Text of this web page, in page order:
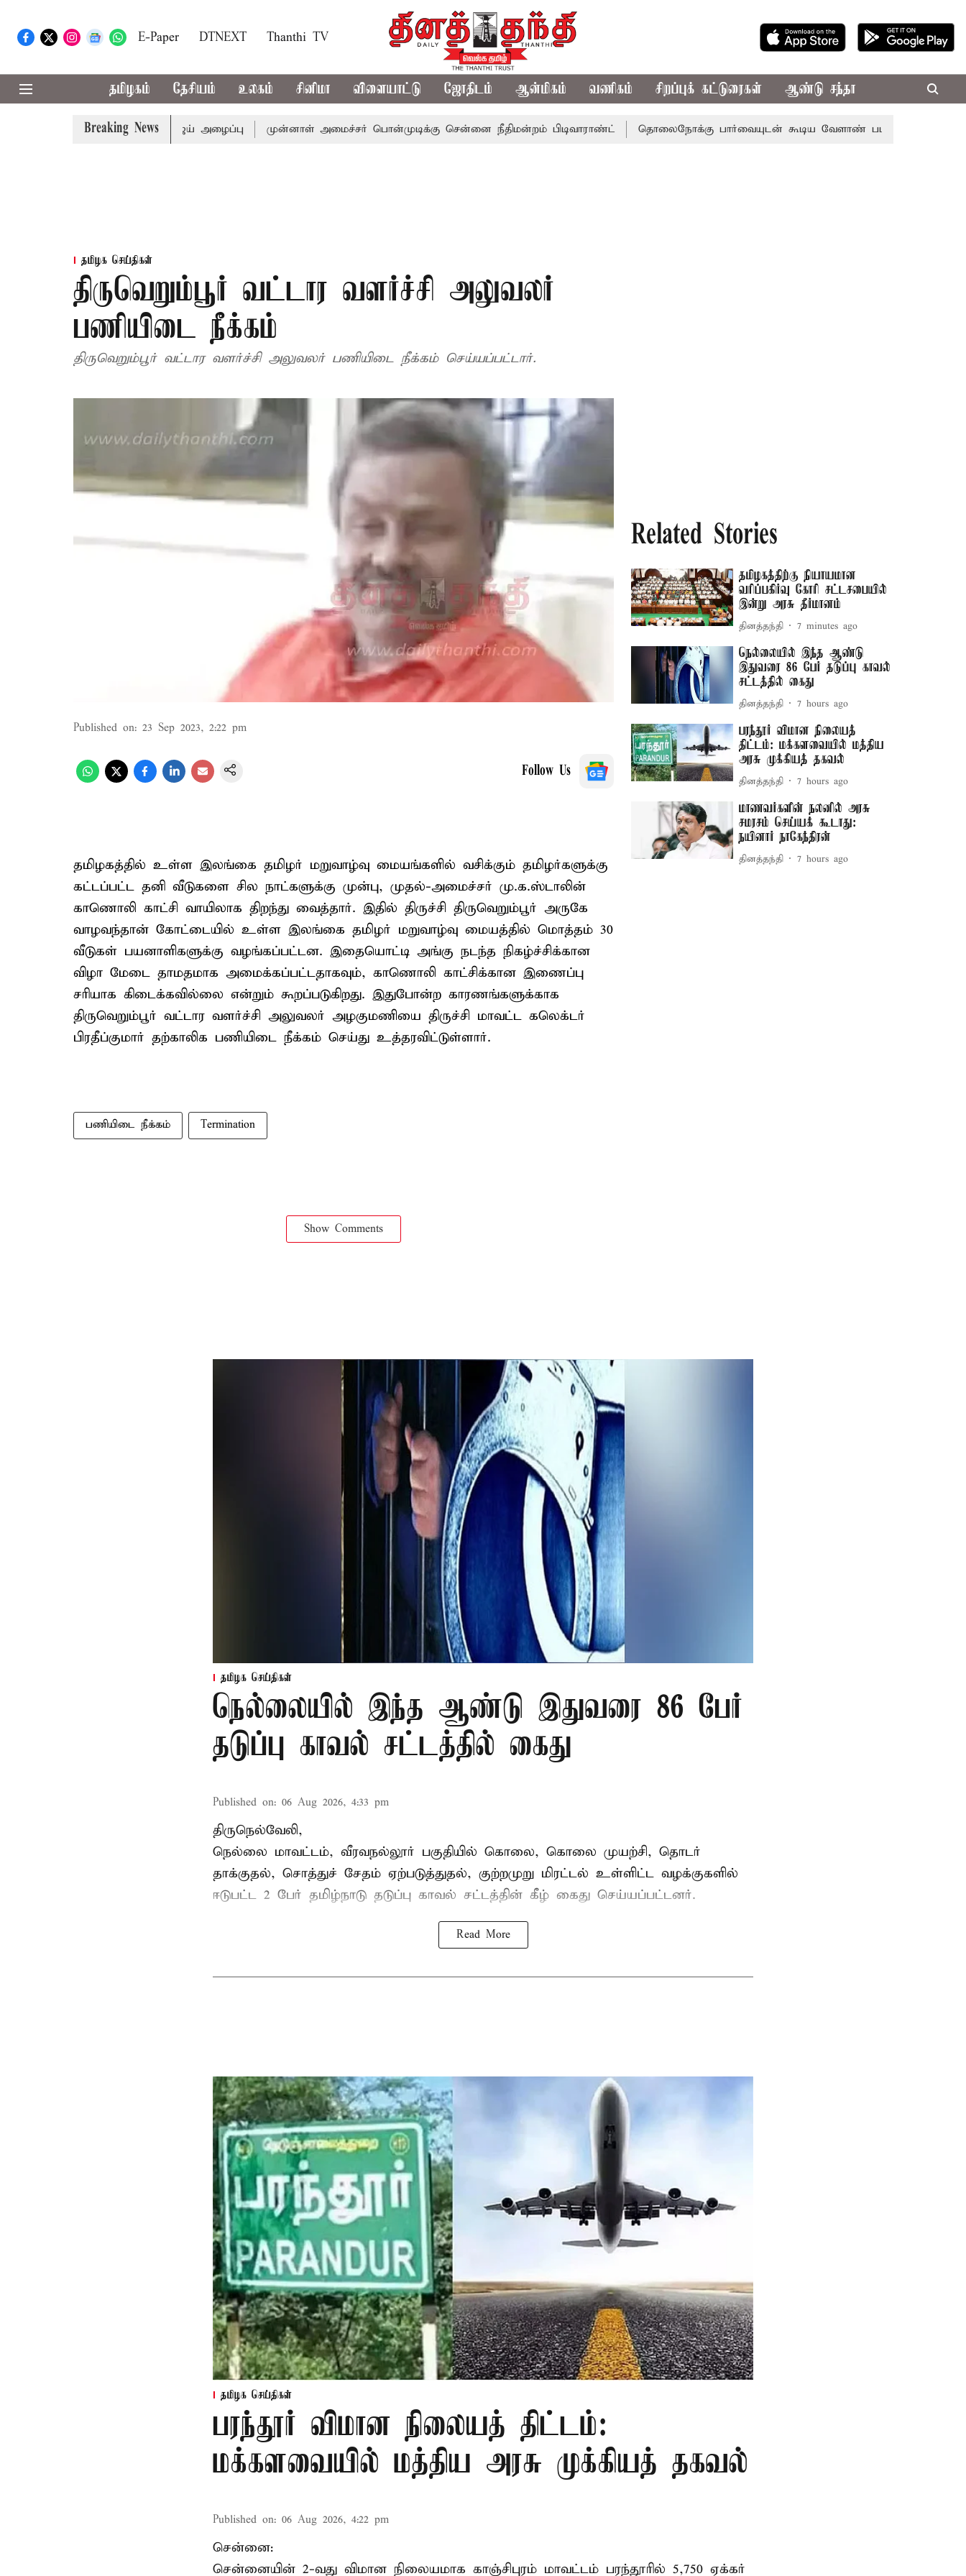
E-Paper DTNEXT Thanthi TV
தமிழகம் தேசியம் உலகம் சினிமா விளையாட்டு ஜோதிடம் ஆன்மிகம் வணிகம் சிறப்புக் கட்டுரைகள் ஆண்டு சந்தா
Breaking News
முதல்-அமைச்சர் விஜய் அழைப்பு முன்னாள் அமைச்சர் பொன்முடிக்கு சென்னை நீதிமன்றம் பிடிவாராண்ட் தொலைநோக்கு பார்வையுடன் கூடிய வேளாண் பட்ஜெட்: முதல்-அமைச்சர்
தமிழக செய்திகள்
திருவெறும்பூர் வட்டார வளர்ச்சி அலுவலர்
பணியிடை நீக்கம்
திருவெறும்பூர் வட்டார வளர்ச்சி அலுவலர் பணியிடை நீக்கம் செய்யப்பட்டார்.
Published on: 23 Sep 2023, 2:22 pm
Follow Us
தமிழகத்தில் உள்ள இலங்கை தமிழர் மறுவாழ்வு மையங்களில் வசிக்கும் தமிழர்களுக்கு
கட்டப்பட்ட தனி வீடுகளை சில நாட்களுக்கு முன்பு, முதல்-அமைச்சர் மு.க.ஸ்டாலின்
காணொலி காட்சி வாயிலாக திறந்து வைத்தார். இதில் திருச்சி திருவெறும்பூர் அருகே
வாழவந்தான் கோட்டையில் உள்ள இலங்கை தமிழர் மறுவாழ்வு மையத்தில் மொத்தம் 30
வீடுகள் பயனாளிகளுக்கு வழங்கப்பட்டன. இதையொட்டி அங்கு நடந்த நிகழ்ச்சிக்கான
விழா மேடை தாமதமாக அமைக்கப்பட்டதாகவும், காணொலி காட்சிக்கான இணைப்பு
சரியாக கிடைக்கவில்லை என்றும் கூறப்படுகிறது. இதுபோன்ற காரணங்களுக்காக
திருவெறும்பூர் வட்டார வளர்ச்சி அலுவலர் அழகுமணியை திருச்சி மாவட்ட கலெக்டர்
பிரதீப்குமார் தற்காலிக பணியிடை நீக்கம் செய்து உத்தரவிட்டுள்ளார்.
பணியிடை நீக்கம் Termination
Show Comments
Related Stories
தமிழகத்திற்கு நியாயமான
வரிப்பகிர்வு கோரி சட்டசபையில்
இன்று அரசு தீர்மானம்
தினத்தந்தி 7 minutes ago
நெல்லையில் இந்த ஆண்டு
இதுவரை 86 பேர் தடுப்பு காவல்
சட்டத்தில் கைது
தினத்தந்தி 7 hours ago
பரந்தூர் விமான நிலையத்
திட்டம்: மக்களவையில் மத்திய
அரசு முக்கியத் தகவல்
தினத்தந்தி 7 hours ago
மாணவர்களின் நலனில் அரசு
சமரசம் செய்யக் கூடாது:
நயினார் நாகேந்திரன்
தினத்தந்தி 7 hours ago
தமிழக செய்திகள்
நெல்லையில் இந்த ஆண்டு இதுவரை 86 பேர்
தடுப்பு காவல் சட்டத்தில் கைது
Published on: 06 Aug 2026, 4:33 pm
திருநெல்வேலி,
நெல்லை மாவட்டம், வீரவநல்லூர் பகுதியில் கொலை, கொலை முயற்சி, தொடர்
தாக்குதல், சொத்துச் சேதம் ஏற்படுத்துதல், குற்றமுறு மிரட்டல் உள்ளிட்ட வழக்குகளில்
ஈடுபட்ட 2 பேர் தமிழ்நாடு தடுப்பு காவல் சட்டத்தின் கீழ் கைது செய்யப்பட்டனர்.
Read More
தமிழக செய்திகள்
பரந்தூர் விமான நிலையத் திட்டம்:
மக்களவையில் மத்திய அரசு முக்கியத் தகவல்
Published on: 06 Aug 2026, 4:22 pm
சென்னை:
சென்னையின் 2-வது விமான நிலையமாக காஞ்சிபுரம் மாவட்டம் பரந்தூரில் 5,750 ஏக்கர்